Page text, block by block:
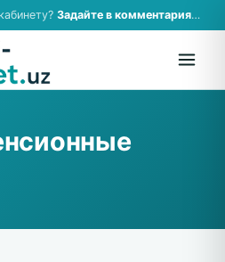
Задайте в комментариях — ответим!